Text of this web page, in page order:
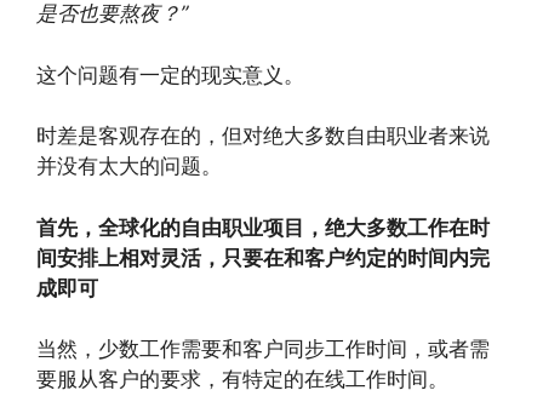
是否也要熬夜？”
这个问题有一定的现实意义。
时差是客观存在的，但对绝大多数自由职业者来说
并没有太大的问题。
首先，全球化的自由职业项目，绝大多数工作在时
间安排上相对灵活，只要在和客户约定的时间内完
成即可
当然，少数工作需要和客户同步工作时间，或者需
要服从客户的要求，有特定的在线工作时间。